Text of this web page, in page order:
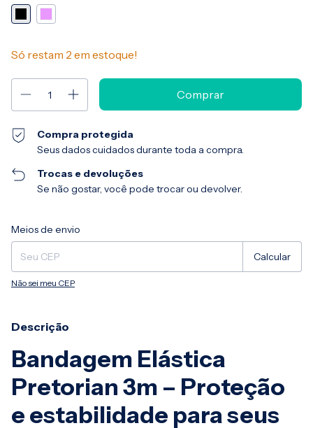
Só restam 2 em estoque!
Compra protegida
Seus dados cuidados durante toda a compra.
Trocas e devoluções
Se não gostar, você pode trocar ou devolver.
Entregas para o CEP:
Meios de envio
Calcular
Não sei meu CEP
Descrição
Bandagem Elástica
Pretorian 3m – Proteção
e estabilidade para seus